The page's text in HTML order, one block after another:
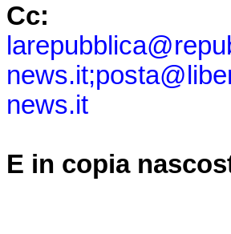
Cc:
news.it;
news.it
E in copia